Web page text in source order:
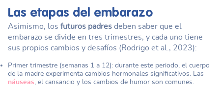
Las etapas del embarazo
Asimismo, los futuros padres deben saber que el
embarazo se divide en tres trimestres, y cada uno tiene
sus propios cambios y desafíos (Rodrigo et al., 2023):
Primer trimestre (semanas 1 a 12): durante este periodo, el cuerpo
de la madre experimenta cambios hormonales significativos. Las
náuseas , el cansancio y los cambios de humor son comunes.